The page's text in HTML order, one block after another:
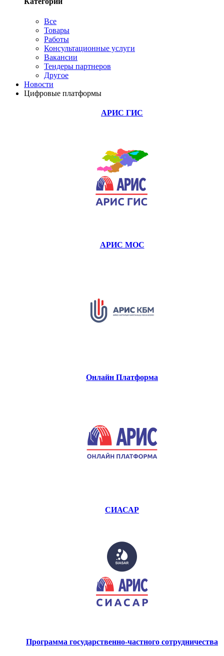
Все
Товары
Работы
Консультационные услуги
Вакансии
Тендеры партнеров
Другое
Новости
Цифровые платформы
АРИС ГИС
АРИС МОС
Онлайн Платформа
СИАСАР
Программа государственно-частного сотрудничества